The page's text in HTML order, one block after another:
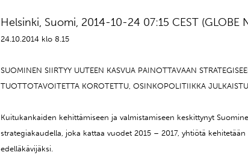
Helsinki, Suomi, 2014-10-24 07:15 CEST (GLOBE
24.10.2014 klo 8.15
SUOMINEN SIIRTYY UUTEEN KASVUA PAINOTTAVAAN
TUOTTOTAVOITETTA KOROTETTU, OSINKOPOLITIIKKA JULKAISTU
Kuitukankaiden kehittämiseen ja valmistamiseen keskittynyt
strategiakaudella, joka kattaa vuodet 2015 – 2017, yhtiötä
edelläkävijäksi.